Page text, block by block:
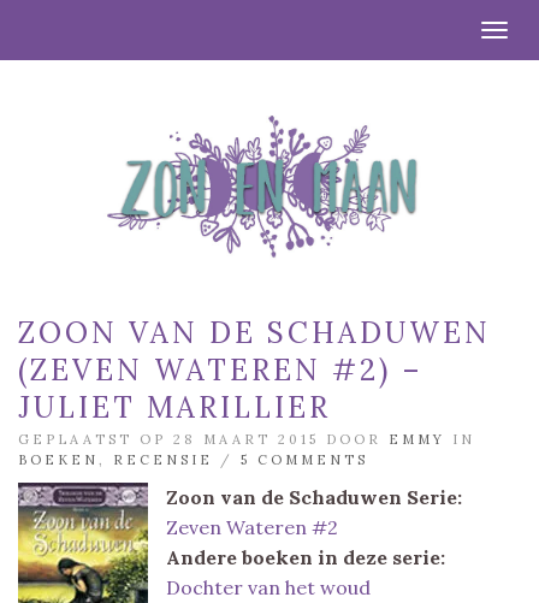
ZOON VAN DE SCHADUWEN
(ZEVEN WATEREN #2) –
JULIET MARILLIER
GEPLAATST OP 28 MAART 2015 DOOR EMMY
IN
BOEKEN
RECENSIE / 5 COMMENTS
Zoon van de Schaduwen Serie:
Zeven Wateren #2
Andere boeken in deze serie:
Dochter van het woud